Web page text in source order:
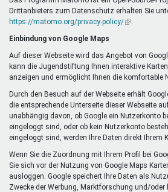
Drittanbieters zum Datenschutz erhalten Sie
https://matomo.org/privacy-policy/(Link
Einbindung von Google Maps
Auf dieser Webseite wird das Angebot von
kann die Jugendstiftung Ihnen interaktive
anzeigen und ermöglicht Ihnen die komfortable
Durch den Besuch auf der Webseite erhält
die entsprechende Unterseite dieser Webseite
unabhängig davon, ob Google ein Nutzerkonto
eingeloggt sind, oder ob kein Nutzerkonto
eingeloggt sind, werden Ihre Daten direkt Ihrem
Wenn Sie die Zuordnung mit Ihrem Profil bei
Sie sich vor der Nutzung von Google Maps
ausloggen. Google speichert Ihre Daten als
Zwecke der Werbung, Marktforschung und/